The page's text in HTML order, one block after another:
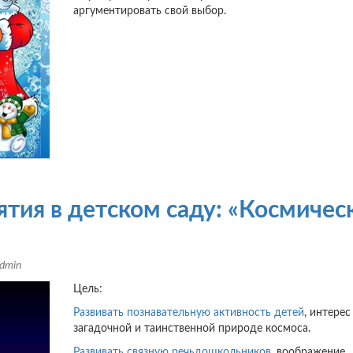
аргументировать свой ​​выбор.
в детском саду:
Цель:
Развивать познавательную активность детей, интерес
загадочной и таинственной природе космоса.